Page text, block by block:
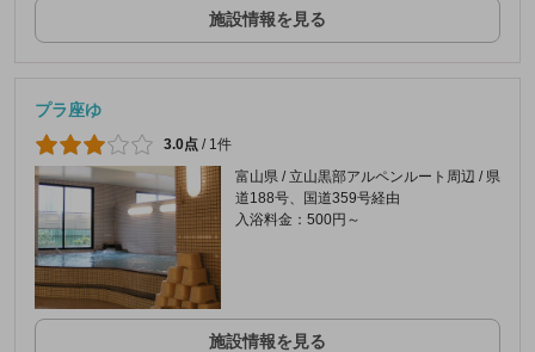
施設情報を見る
プラ座ゆ
3.0点 / 1件
富山県 / 立山黒部アルペンルート周辺 / 県
道188号、国道359号経由
入浴料金：500円～
施設情報を見る